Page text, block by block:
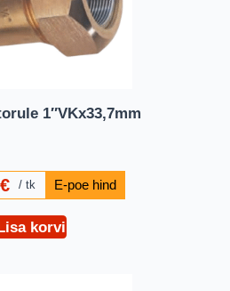
1″VKx33,7mm
€ tk
korvi